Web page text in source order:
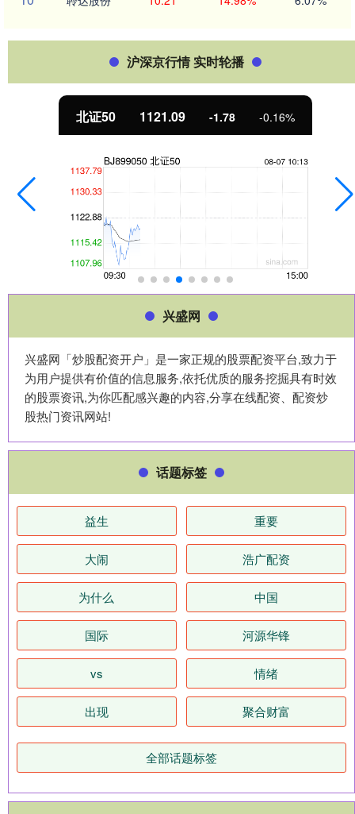
沪深京行情 实时轮播
北证50 1121.09 -1.78 -0.16%
兴盛网
兴盛网「炒股配资开户」是一家正规的股票配资平台,致力于
为用户提供有价值的信息服务,依托优质的服务挖掘具有时效
的股票资讯,为你匹配感兴趣的内容,分享在线配资、配资炒
股热门资讯网站!
话题标签
益生 重要
大闹 浩广配资
为什么 中国
国际 河源华锋
vs 情绪
出现 聚合财富
全部话题标签